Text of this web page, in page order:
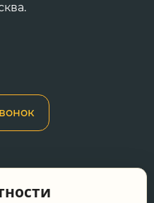
характер и не